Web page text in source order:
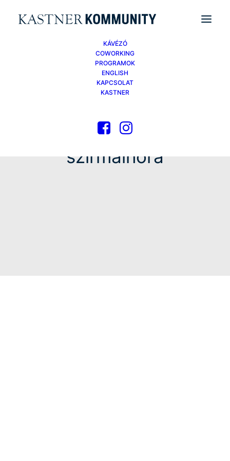
KÁVÉZÓ
COWORKING
PROGRAMOK
ENGLISH
KAPCSOLAT
KASTNER
szirmainóra